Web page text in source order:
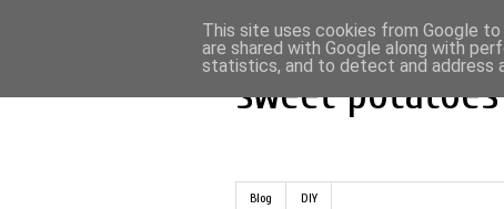
sweet potatoes
Blog DIY
This site uses cookies from Google
are shared with Google along with
statistics, and to detect and address